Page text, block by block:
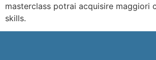
masterclass potrai acquisire maggiori
skills.